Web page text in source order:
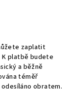
zaplatit
K platbě budete
a běžně
téměř
obratem.